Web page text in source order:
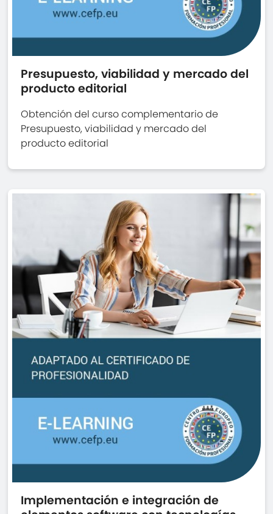
Presupuesto, viabilidad y mercado del
producto editorial
Obtención del curso complementario de
Presupuesto, viabilidad y mercado del
producto editorial
Implementación e integración de